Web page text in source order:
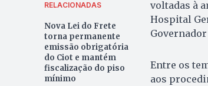
RELACIONADAS
Nova Lei do Frete
torna permanente
emissão obrigatória
do Ciot e mantém
fiscalização do piso
mínimo
voltadas à
Hospital
Entre os
aos